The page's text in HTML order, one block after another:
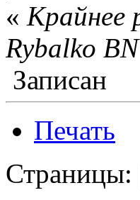
« Крайнее
Rybalko BN
Записан
Печать
Страницы: